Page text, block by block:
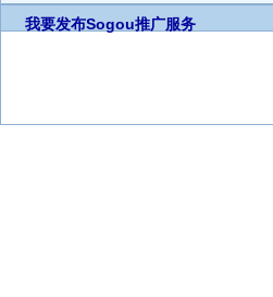
我要发布Sogou推广服务